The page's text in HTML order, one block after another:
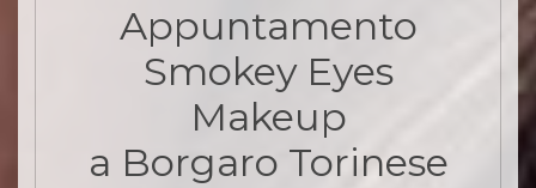
Appuntamento
Smokey Eyes
Makeup
a Borgaro Torinese